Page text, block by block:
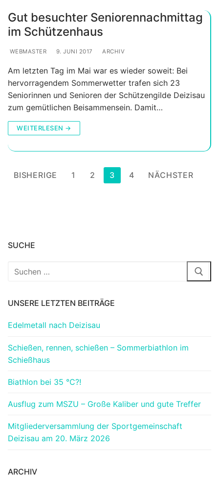
Gut besuchter Seniorennachmittag
im Schützenhaus
WEBMASTER 9. JUNI 2017 ARCHIV
Am letzten Tag im Mai war es wieder soweit: Bei
hervorragendem Sommerwetter trafen sich 23
Seniorinnen und Senioren der Schützengilde Deizisau
zum gemütlichen Beisammensein. Damit…
WEITERLESEN →
Seitennummerierung
BISHERIGE 1 2 3 4 NÄCHSTER
SUCHE
Suchen
UNSERE LETZTEN BEITRÄGE
Edelmetall nach Deizisau
Schießen, rennen, schießen – Sommerbiathlon im
Schießhaus
Biathlon bei 35 °C?!
Ausflug zum MSZU – Große Kaliber und gute Treffer
Mitgliederversammlung der Sportgemeinschaft
Deizisau am 20. März 2026
ARCHIV